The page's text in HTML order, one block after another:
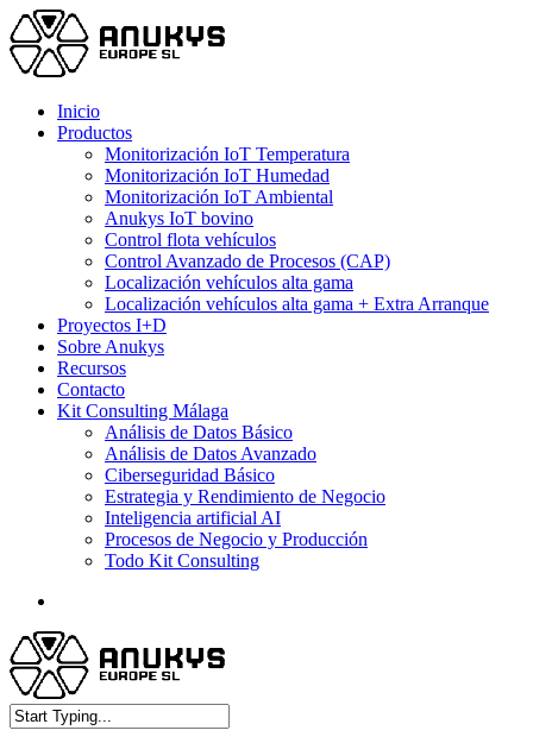
Skip
to
main
content
Menu
Inicio
Productos
Monitorización IoT Temperatura
Monitorización IoT Humedad
Monitorización IoT Ambiental
Anukys IoT bovino
Control flota vehículos
Control Avanzado de Procesos (CAP)
Localización vehículos alta gama
Localización vehículos alta gama + Extra Arranque
Proyectos I+D
Sobre Anukys
Recursos
Contacto
Kit Consulting Málaga
Análisis de Datos Básico
Análisis de Datos Avanzado
Ciberseguridad Básico
Estrategia y Rendimiento de Negocio
Inteligencia artificial AI
Procesos de Negocio y Producción
Todo Kit Consulting